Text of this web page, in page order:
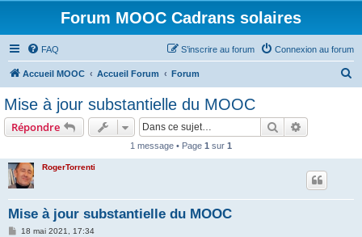
Forum MOOC Cadrans solaires
FAQ Connexion au forum
S’inscrire au forum
Accueil MOOC Accueil Forum Forum
Mise à jour substantielle du MOOC
Répondre Rechercher
1 message • Page 1 sur 1
RogerTorrenti
Mise à jour substantielle du MOOC
M18 mai 2021, 17:34